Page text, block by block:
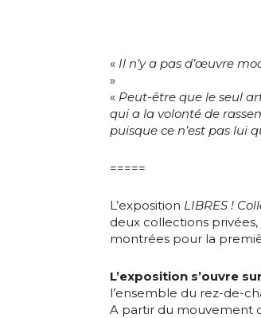
« Il n’y a pas d’œuvre
»
« Peut-être que le seul
qui a la volonté de
puisque ce n’est pas lui
=====
L’exposition LIBRES !
deux collections privées,
montrées pour la
L’exposition s’ouvre
l’ensemble du rez-de-
A partir du mouvement